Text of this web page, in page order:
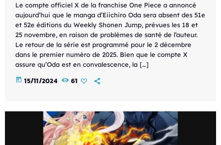
Le compte officiel X de la franchise One Piece a annoncé
aujourd’hui que le manga d’Eiichiro Oda sera absent des 51e
et 52e éditions du Weekly Shonen Jump, prévues les 18 et
25 novembre, en raison de problèmes de santé de l’auteur.
Le retour de la série est programmé pour le 2 décembre
dans le premier numéro de 2025. Bien que le compte X
assure qu’Oda est en convalescence, la […]
today 15/11/2024 61